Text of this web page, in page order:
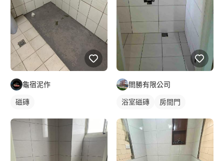
龜宿泥作
磁磚
閤勝有限公司
浴室磁磚 房間門